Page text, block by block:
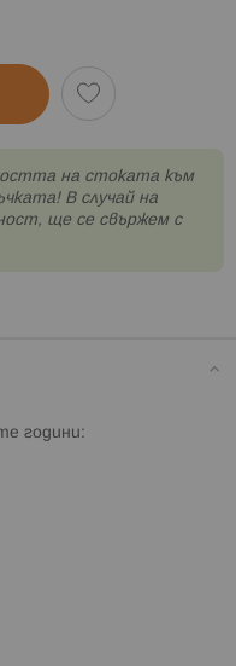
на стоката към
В случай на
ще се свържем с
гoдини: